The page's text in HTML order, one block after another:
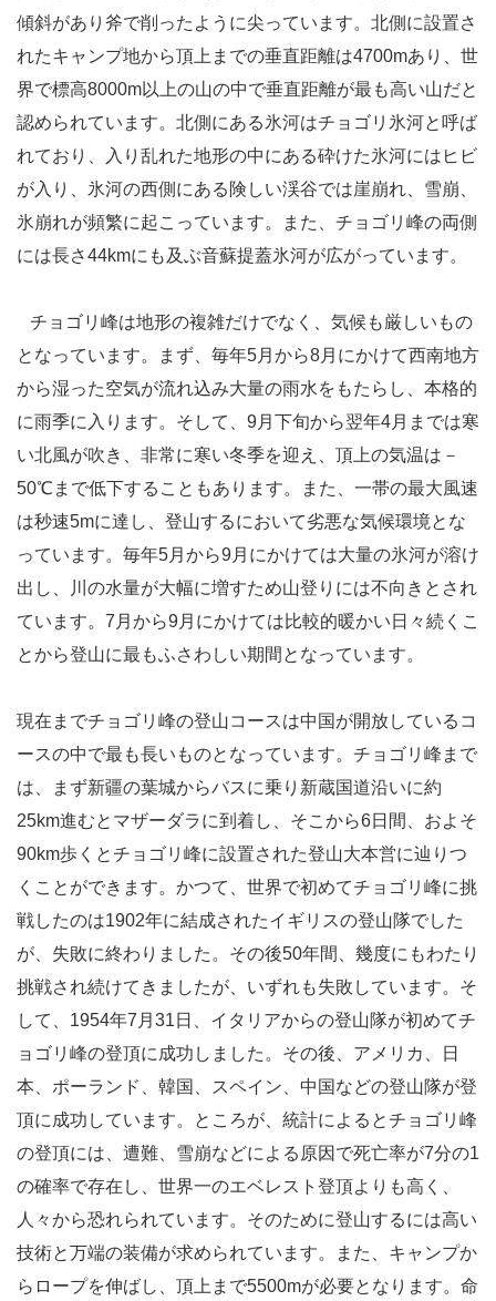
傾斜があり斧で削ったように尖っています。北側に設置さ
れたキャンプ地から頂上までの垂直距離は4700mあり、世
界で標高8000m以上の山の中で垂直距離が最も高い山だと
認められています。北側にある氷河はチョゴリ氷河と呼ば
れており、入り乱れた地形の中にある砕けた氷河にはヒビ
が入り、氷河の西側にある険しい渓谷では崖崩れ、雪崩、
氷崩れが頻繁に起こっています。また、チョゴリ峰の両側
には長さ44kmにも及ぶ音蘇提蓋氷河が広がっています。
チョゴリ峰は地形の複雑だけでなく、気候も厳しいもの
となっています。まず、毎年5月から8月にかけて西南地方
から湿った空気が流れ込み大量の雨水をもたらし、本格的
に雨季に入ります。そして、9月下旬から翌年4月までは寒
い北風が吹き、非常に寒い冬季を迎え、頂上の気温は－
50℃まで低下することもあります。また、一帯の最大風速
は秒速5mに達し、登山するにおいて劣悪な気候環境とな
っています。毎年5月から9月にかけては大量の氷河が溶け
出し、川の水量が大幅に増すため山登りには不向きとされ
ています。7月から9月にかけては比較的暖かい日々続くこ
とから登山に最もふさわしい期間となっています。
現在までチョゴリ峰の登山コースは中国が開放しているコ
ースの中で最も長いものとなっています。チョゴリ峰まで
は、まず新疆の葉城からバスに乗り新蔵国道沿いに約
25km進むとマザーダラに到着し、そこから6日間、およそ
90km歩くとチョゴリ峰に設置された登山大本営に辿りつ
くことができます。かつて、世界で初めてチョゴリ峰に挑
戦したのは1902年に結成されたイギリスの登山隊でした
が、失敗に終わりました。その後50年間、幾度にもわたり
挑戦され続けてきましたが、いずれも失敗しています。そ
して、1954年7月31日、イタリアからの登山隊が初めてチ
ョゴリ峰の登頂に成功しました。その後、アメリカ、日
本、ポーランド、韓国、スペイン、中国などの登山隊が登
頂に成功しています。ところが、統計によるとチョゴリ峰
の登頂には、遭難、雪崩などによる原因で死亡率が7分の1
の確率で存在し、世界一のエベレスト登頂よりも高く、
人々から恐れられています。そのために登山するには高い
技術と万端の装備が求められています。また、キャンプか
らロープを伸ばし、頂上まで5500mが必要となります。命